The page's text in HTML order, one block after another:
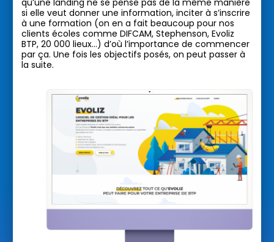
si elle veut donner une information, inciter à s’inscrire
à une formation (on en a fait beaucoup pour nos
clients écoles comme DIFCAM, Stephenson, Evoliz
BTP, 20 000 lieux…) d’où l’importance de commencer
par ça. Une fois les objectifs posés, on peut passer à
la suite.